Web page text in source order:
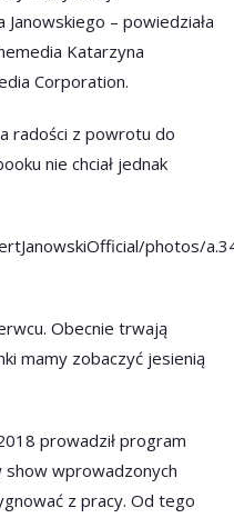
– powiedziała
Katarzyna
Corporation.
radości z powrotu do
nie chciał jednak
photos/
Obecnie trwają
mamy zobaczyć jesienią
prowadził program
show wprowadzonych
z pracy. Od tego